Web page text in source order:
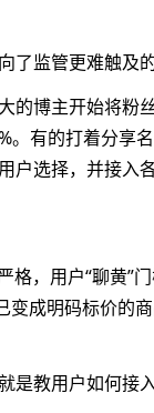
了监管更难触及
的博主开始将粉
。有的打着分享
户选择，并接入